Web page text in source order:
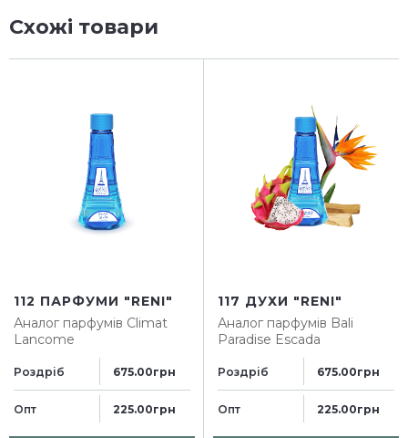
Схожі товари
112 ПАРФУМИ "RENI"
Аналог парфумів Climat
Lancome
Роздріб 675.00грн
Опт 225.00грн
117 ДУХИ "RENI"
Аналог парфумів Bali
Paradise Escada
Роздріб 675.00грн
Опт 225.00грн